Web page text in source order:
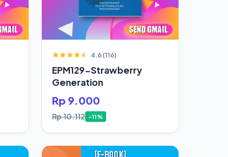
4.6 (116)
EPM129-Strawberry
Generation
Rp 9.000
Rp 10.112 -11%